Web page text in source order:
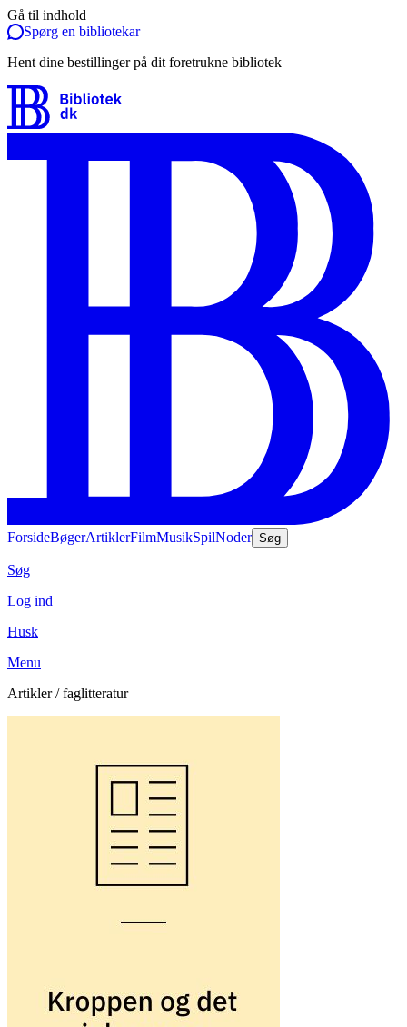
Gå til indhold
Spørg en bibliotekar
Hent dine bestillinger på dit foretrukne bibliotek
ForsideBøgerArtiklerFilmMusikSpilNoder Søg
Søg
Log ind
Husk
Menu
Artikler / faglitteratur